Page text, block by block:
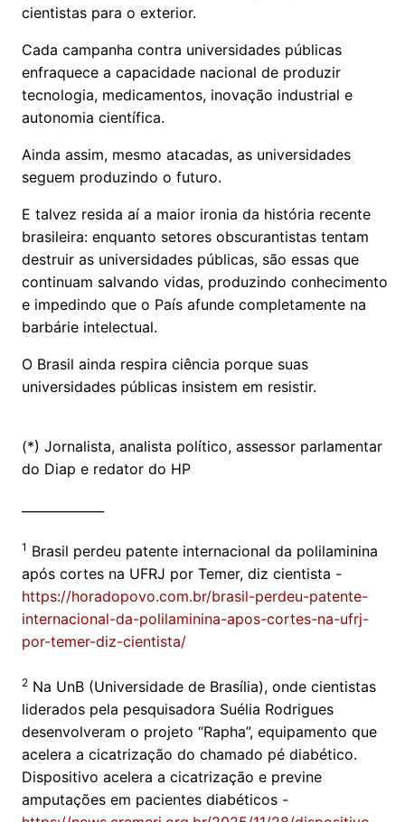
cientistas para o exterior.
Cada campanha contra universidades públicas
enfraquece a capacidade nacional de produzir
tecnologia, medicamentos, inovação industrial e
autonomia científica.
Ainda assim, mesmo atacadas, as universidades
seguem produzindo o futuro.
E talvez resida aí a maior ironia da história recente
brasileira: enquanto setores obscurantistas tentam
destruir as universidades públicas, são essas que
continuam salvando vidas, produzindo conhecimento
e impedindo que o País afunde completamente na
barbárie intelectual.
O Brasil ainda respira ciência porque suas
universidades públicas insistem em resistir.
(*) Jornalista, analista político, assessor parlamentar
do Diap e redator do HP
1 Brasil perdeu patente internacional da polilaminina
após cortes na UFRJ por Temer, diz cientista -
https://horadopovo.com.br/brasil-perdeu-patente-
internacional-da-polilaminina-apos-cortes-na-ufrj-
por-temer-diz-cientista/
2 Na UnB (Universidade de Brasília), onde cientistas
liderados pela pesquisadora Suélia Rodrigues
desenvolveram o projeto “Rapha”, equipamento que
acelera a cicatrização do chamado pé diabético.
Dispositivo acelera a cicatrização e previne
amputações em pacientes diabéticos -